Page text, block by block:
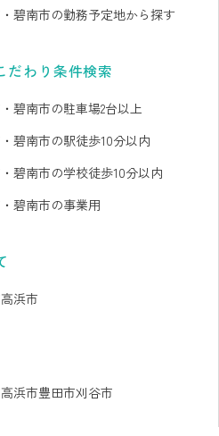
碧南市の勤務予定地から探す
だわり条件検索
碧南市の駐車場2台以上
碧南市の駅徒歩10分以内
碧南市の学校徒歩10分以内
碧南市の事業用
高浜市
高浜市豊田市刈谷市